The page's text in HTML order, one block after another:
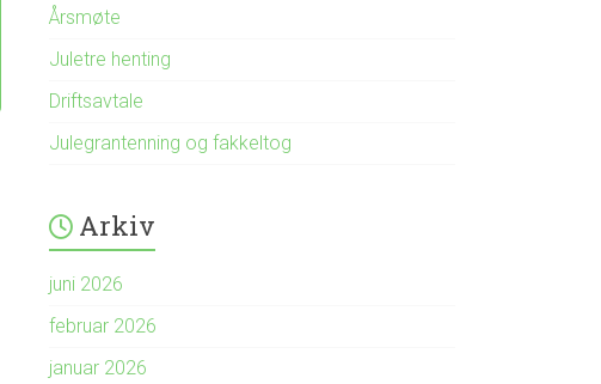
Årsmøte
Juletre henting
Driftsavtale
Julegrantenning og fakkeltog
Arkiv
juni 2026
februar 2026
januar 2026